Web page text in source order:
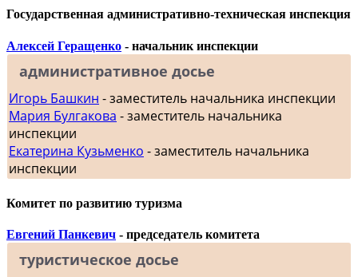
Государственная административно-техническая инспекция
Алексей Геращенко - начальник инспекции
административное досье
Игорь Башкин - заместитель начальника инспекции
Мария Булгакова - заместитель начальника
инспекции
Екатерина Кузьменко - заместитель начальника
инспекции
Комитет по развитию туризма
Евгений Панкевич - председатель комитета
туристическое досье